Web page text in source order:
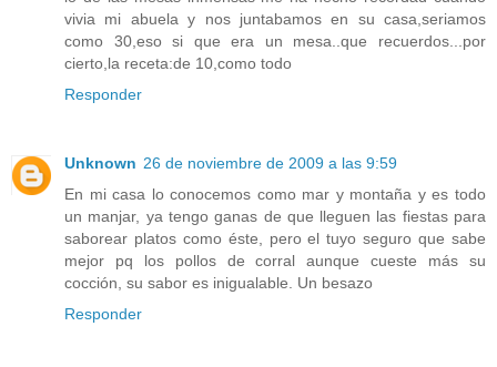
vivia mi abuela y nos juntabamos en su casa,seriamos
como 30,eso si que era un mesa..que recuerdos...por
cierto,la receta:de 10,como todo
Responder
Unknown 26 de noviembre de 2009 a las 9:59
En mi casa lo conocemos como mar y montaña y es todo
un manjar, ya tengo ganas de que lleguen las fiestas para
saborear platos como éste, pero el tuyo seguro que sabe
mejor pq los pollos de corral aunque cueste más su
cocción, su sabor es inigualable. Un besazo
Responder